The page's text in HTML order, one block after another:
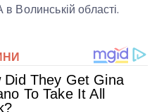
Волинській області.